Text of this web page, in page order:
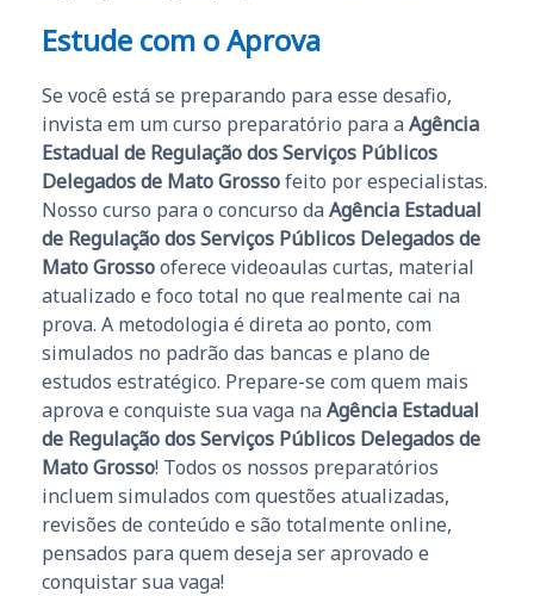
Estude com o Aprova
Se você está se preparando para esse desafio,
invista em um curso preparatório para a Agência
Estadual de Regulação dos Serviços Públicos
Delegados de Mato Grossofeito por especialistas.
Nosso curso para o concurso da Agência Estadual
de Regulação dos Serviços Públicos Delegados de
Mato Grossooferece videoaulas curtas, material
atualizado e foco total no que realmente cai na
prova. A metodologia é direta ao ponto, com
simulados no padrão das bancas e plano de
estudos estratégico. Prepare-se com quem mais
aprova e conquiste sua vaga na Agência Estadual
de Regulação dos Serviços Públicos Delegados de
Mato Grosso! Todos os nossos preparatórios
incluem simulados com questões atualizadas,
revisões de conteúdo e são totalmente online,
pensados para quem deseja ser aprovado e
conquistar sua vaga!